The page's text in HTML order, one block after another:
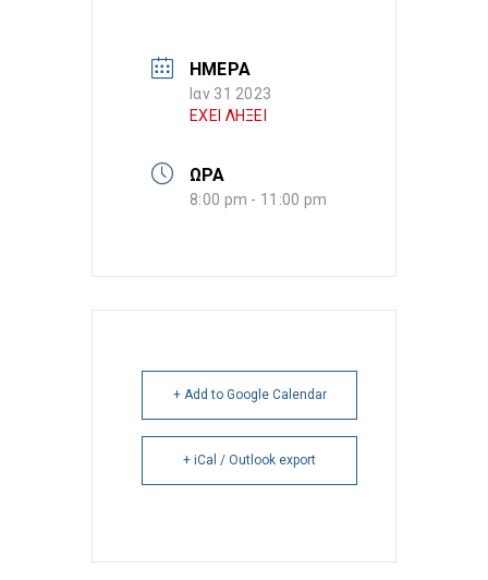
ΗΜΕΡΑ
Ιαν 31 2023
ΕΧΕΙ ΛΗΞΕΙ
ΩΡΑ
8:00 pm - 11:00 pm
+ Add to Google Calendar
+ iCal / Outlook export